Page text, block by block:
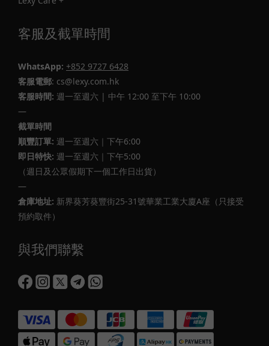
客服及截單時間
WhatsApp: +852 9727 6428
客服電郵: cs@lexy.com.hk
客服時間: 週一至週六 | 中午 12:00 至下午 10:00
—
截單時間
順豐訂單: 週一至週六｜下午6:00
即日特快: 週一至週六｜下午5:00
（週日及公眾假期下一個工作日出貨）
—
倉庫地址: 新界葵芳葵豐街25-31號華業工業大廈A座（只接受
預約取件）
與我們聯繫